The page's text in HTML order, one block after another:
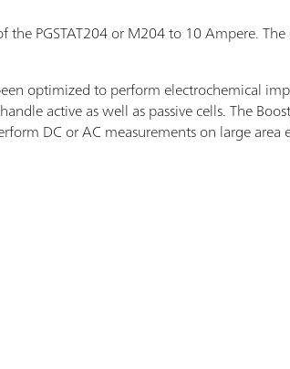
PGSTAT204 or M204 to 10 Ampere.
optimized to perform electrochemical
active as well as passive cells. The
DC or AC measurements on large area